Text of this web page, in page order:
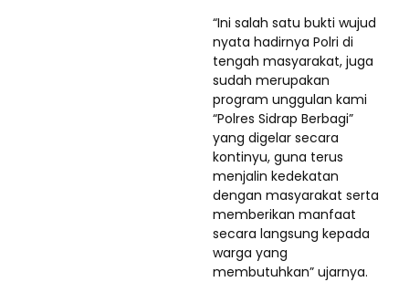
“Ini salah satu bukti wujud
nyata hadirnya Polri di
tengah masyarakat, juga
sudah merupakan
program unggulan kami
“Polres Sidrap Berbagi”
yang digelar secara
kontinyu, guna terus
menjalin kedekatan
dengan masyarakat serta
memberikan manfaat
secara langsung kepada
warga yang
membutuhkan” ujarnya.